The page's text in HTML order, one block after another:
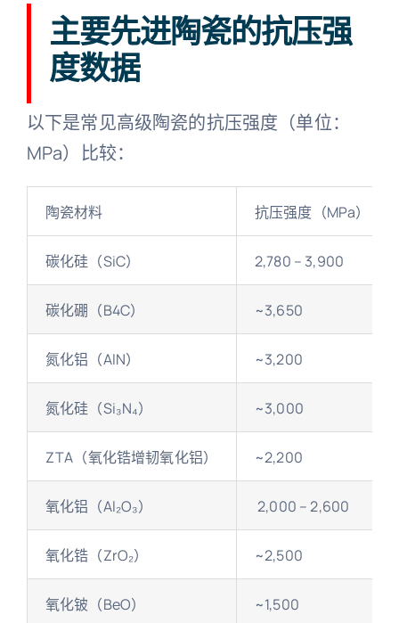
主要先进陶瓷的抗压强
度数据
以下是常见高级陶瓷的抗压强度（单位：
MPa）比较：
陶瓷材料 抗压强度（MPa）
碳化硅（SiC） 2,780 – 3,900
碳化硼（B4C） ~3,650
氮化铝（AlN） ~3,200
氮化硅（Si₃N₄） ~3,000
ZTA（氧化锆增韧氧化铝） ~2,200
氧化铝（Al₂O₃） 2,000 – 2,600
氧化锆（ZrO₂） ~2,500
氧化铍（BeO） ~1,500